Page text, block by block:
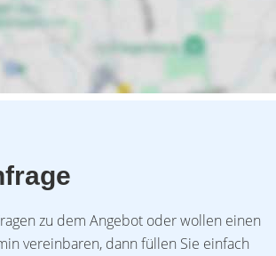
zu dem Angebot oder wollen einen
vereinbaren, dann füllen Sie einfach